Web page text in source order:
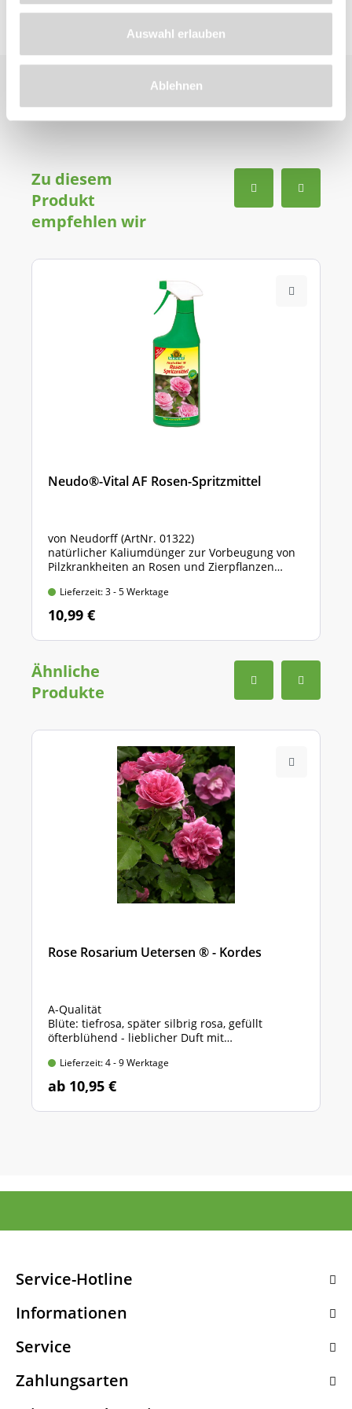
Auswahl erlauben
Ablehnen
Zu diesem
Produkt
empfehlen wir
Neudo®-Vital AF Rosen-Spritzmittel
von Neudorff (ArtNr. 01322)
natürlicher Kaliumdünger zur Vorbeugung von
Pilzkrankheiten an Rosen und Zierpflanzen
Lieferzeit: 3 - 5 Werktage
10,99 €
Ähnliche
Produkte
Rose Rosarium Uetersen ® - Kordes
A-Qualität
Blüte: tiefrosa, später silbrig rosa, gefüllt
öfterblühend - lieblicher Duft mit
Lieferzeit: 4 - 9 Werktage
ab 10,95 €
Service-Hotline
Informationen
Service
Zahlungsarten